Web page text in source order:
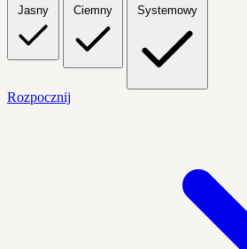
Jasny Ciemny Systemowy
Rozpocznij